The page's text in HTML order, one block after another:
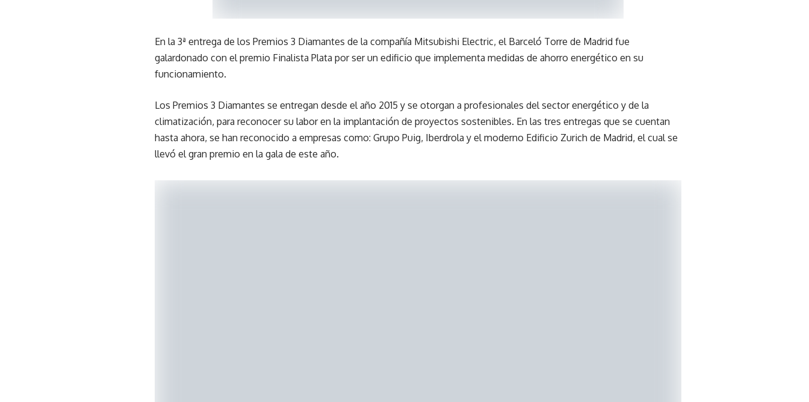
En la 3ª entrega de los Premios 3 Diamantes de la compañía Mitsubishi Electric, el Barceló Torre de Madrid fue
galardonado con el premio Finalista Plata por ser un edificio que implementa medidas de ahorro energético en su
funcionamiento.
Los Premios 3 Diamantes se entregan desde el año 2015 y se otorgan a profesionales del sector energético y de la
climatización, para reconocer su labor en la implantación de proyectos sostenibles. En las tres entregas que se cuentan
hasta ahora, se han reconocido a empresas como: Grupo Puig, Iberdrola y el moderno Edificio Zurich de Madrid, el cual se
llevó el gran premio en la gala de este año.